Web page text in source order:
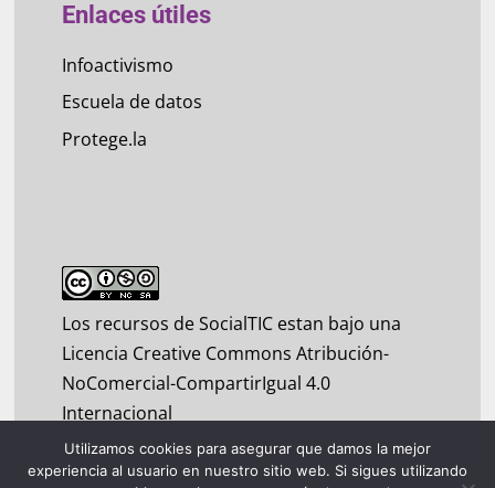
Enlaces útiles
Infoactivismo
Escuela de datos
Protege.la
Los recursos de SocialTIC estan bajo una
Licencia Creative Commons Atribución-
NoComercial-CompartirIgual 4.0
Internacional
Utilizamos cookies para asegurar que damos la mejor
experiencia al usuario en nuestro sitio web. Si sigues utilizando